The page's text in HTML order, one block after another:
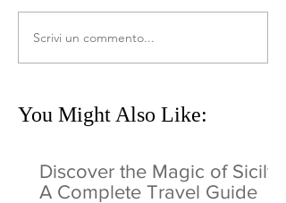
You Might Also Like:
Scrivi un commento...
Discover the Magic of Sicily:
A Complete Travel Guide